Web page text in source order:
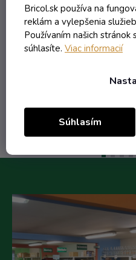
Bricol.sk používa na
reklám a vylepšenia
Používaním našich
súhlasíte. Viac informacií
Súhlasím
1,22 €
0,99